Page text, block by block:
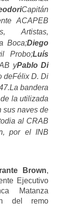
Capitán
ACAPEB
Artistas,
Boca;Diego
Probo;Luís
yPablo Di
deFélix D. Di
bandera
la utilizada
sus naves de
al CRAB
por el INB
Brown,
Ejecutivo
Matanza
del remo